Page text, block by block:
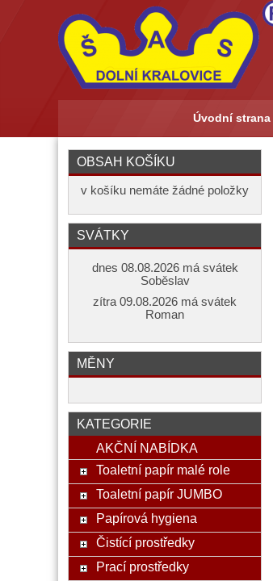
Úvodní strana
OBSAH KOŠÍKU
v košíku nemáte žádné položky
SVÁTKY
dnes 08.08.2026 má svátek
Soběslav
zítra 09.08.2026 má svátek
Roman
MĚNY
KATEGORIE
AKČNÍ NABÍDKA
Toaletní papír malé role
Toaletní papír JUMBO
Papírová hygiena
Čistící prostředky
Prací prostředky